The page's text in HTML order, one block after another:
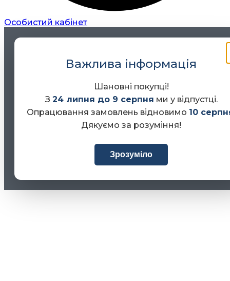
Особистий кабінет
Важлива інформація
Шановні покупці!
З 24 липня до 9 серпня ми у відпустці.
Опрацювання замовлень відновимо 10
Дякуємо за розуміння!
Зрозуміло